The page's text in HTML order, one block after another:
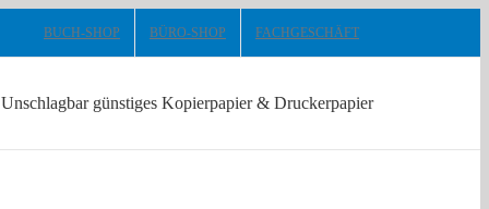
BUCH-SHOP BÜRO-SHOP FACHGESCHÄFT
Unschlagbar günstiges Kopierpapier & Druckerpapier